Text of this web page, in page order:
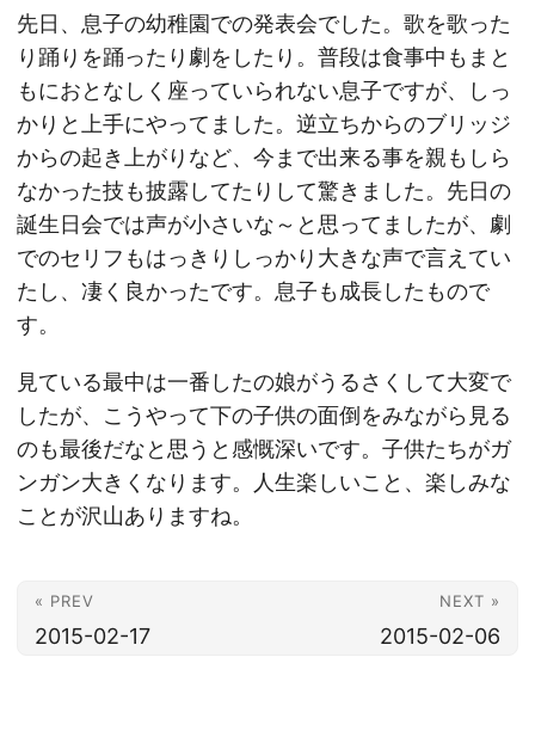
先日、息子の幼稚園での発表会でした。歌を歌った
り踊りを踊ったり劇をしたり。普段は食事中もまと
もにおとなしく座っていられない息子ですが、しっ
かりと上手にやってました。逆立ちからのブリッジ
からの起き上がりなど、今まで出来る事を親もしら
なかった技も披露してたりして驚きました。先日の
誕生日会では声が小さいな～と思ってましたが、劇
でのセリフもはっきりしっかり大きな声で言えてい
たし、凄く良かったです。息子も成長したもので
す。
見ている最中は一番したの娘がうるさくして大変で
したが、こうやって下の子供の面倒をみながら見る
のも最後だなと思うと感慨深いです。子供たちがガ
ンガン大きくなります。人生楽しいこと、楽しみな
ことが沢山ありますね。
« PREV
2015-02-17
NEXT »
2015-02-06